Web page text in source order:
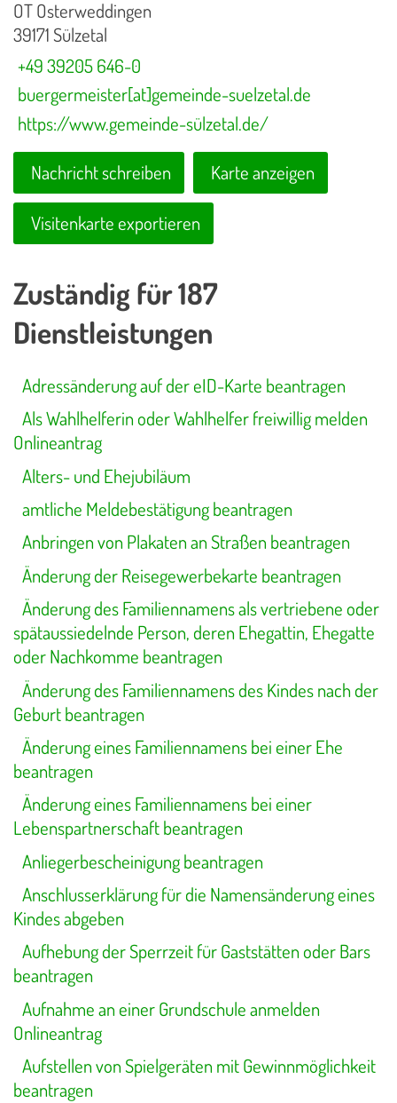
OT Osterweddingen
39171 Sülzetal
+49 39205 646-0
buergermeister[at]gemeinde-suelzetal.de
https://www.gemeinde-sülzetal.de/
Nachricht schreiben Karte anzeigen
Visitenkarte exportieren
Zuständig für 187
Dienstleistungen
Adressänderung auf der eID-Karte beantragen
Als Wahlhelferin oder Wahlhelfer freiwillig melden
Onlineantrag
Alters- und Ehejubiläum
amtliche Meldebestätigung beantragen
Anbringen von Plakaten an Straßen beantragen
Änderung der Reisegewerbekarte beantragen
Änderung des Familiennamens als vertriebene oder
spätaussiedelnde Person, deren Ehegattin, Ehegatte
oder Nachkomme beantragen
Änderung des Familiennamens des Kindes nach der
Geburt beantragen
Änderung eines Familiennamens bei einer Ehe
beantragen
Änderung eines Familiennamens bei einer
Lebenspartnerschaft beantragen
Anliegerbescheinigung beantragen
Anschlusserklärung für die Namensänderung eines
Kindes abgeben
Aufhebung der Sperrzeit für Gaststätten oder Bars
beantragen
Aufnahme an einer Grundschule anmelden
Onlineantrag
Aufstellen von Spielgeräten mit Gewinnmöglichkeit
beantragen